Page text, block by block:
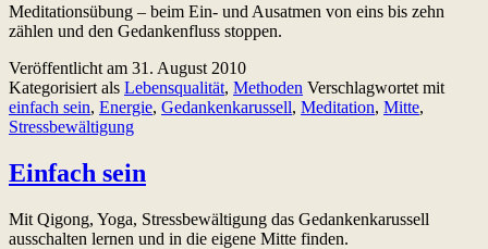
Meditationsübung – beim Ein- und Ausatmen von eins bis zehn
zählen und den Gedankenfluss stoppen.
Veröffentlicht am 31. August 2010
Kategorisiert als Lebensqualität, Methoden Verschlagwortet mit
einfach sein, Energie, Gedankenkarussell, Meditation, Mitte,
Stressbewältigung
Einfach sein
Mit Qigong, Yoga, Stressbewältigung das Gedankenkarussell
ausschalten lernen und in die eigene Mitte finden.